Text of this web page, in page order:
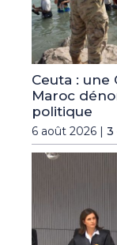
Ceuta : une
Maroc
politique
6 août 2026 | 3